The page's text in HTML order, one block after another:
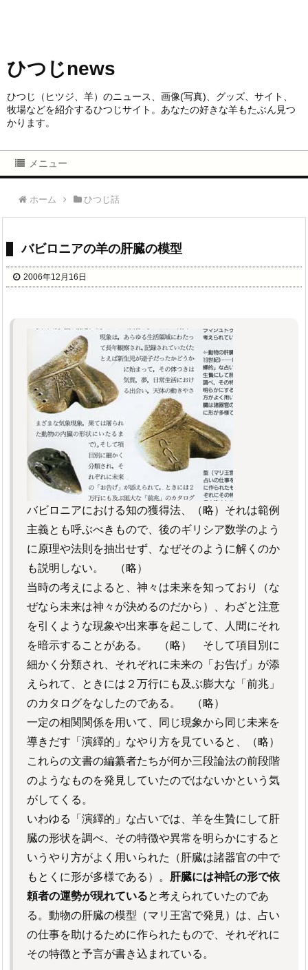
ひつじnews
ひつじ（ヒツジ、羊）のニュース、画像(写真)、グッズ、サイト、
牧場などを紹介するひつじサイト。あなたの好きな羊もたぶん見つ
かります。
メニュー
ホーム ひつじ話
バビロニアの羊の肝臓の模型
2006年12月16日
バビロニアにおける知の獲得法、（略）それは範例
主義とも呼ぶべきもので、後のギリシア数学のよう
に原理や法則を抽出せず、なぜそのように解くのか
も説明しない。 （略）
当時の考えによると、神々は未来を知っており（な
ぜなら未来は神々が決めるのだから）、わざと注意
を引くような現象や出来事を起こして、人間にそれ
を暗示することがある。 （略） そして項目別に
細かく分類され、それぞれに未来の「お告げ」が添
えられて、ときには２万行にも及ぶ膨大な「前兆」
のカタログをなしたのである。 （略）
一定の相関関係を用いて、同じ現象から同じ未来を
導きだす「演繹的」なやり方を見ていると、（略）
これらの文書の編纂者たちが何か三段論法の前段階
のようなものを発見していたのではないかという気
がしてくる。
いわゆる「演繹的」な占いでは、羊を生贄にして肝
臓の形状を調べ、その特徴や異常を明らかにすると
いうやり方がよく用いられた（肝臓は諸器官の中で
もとくに形が多様である）。 肝臓には神託の形で依
頼者の運勢が現れていると考えられていたのであ
る。動物の肝臓の模型（マリ王宮で発見）は、占い
の仕事を助けるために作られたもので、それぞれに
その特徴と予言が書き込まれている。